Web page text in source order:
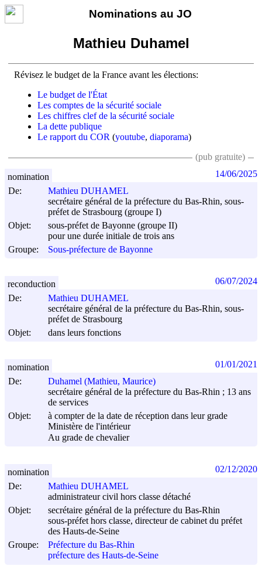
Nominations au JO
Mathieu Duhamel
Révisez le budget de la France avant les élections:
Le budget de l'État
Les comptes de la sécurité sociale
Les chiffres clef de la sécurité sociale
La dette publique
Le rapport du COR (youtube, diaporama)
(pub gratuite)
De:
Mathieu DUHAMEL
secrétaire général de la préfecture du Bas-Rhin, sous-
préfet de Strasbourg (groupe I)
Objet:
sous-préfet de Bayonne (groupe II)
pour une durée initiale de trois ans
Groupe:
Sous-préfecture de Bayonne
nomination 14/06/2025
De:
Mathieu DUHAMEL
secrétaire général de la préfecture du Bas-Rhin, sous-
préfet de Strasbourg
Objet:
dans leurs fonctions
reconduction 06/07/2024
De:
Duhamel (Mathieu, Maurice)
secrétaire général de la préfecture du Bas-Rhin ; 13 ans
de services
Objet:
à compter de la date de réception dans leur grade
Ministère de l'intérieur
Au grade de chevalier
nomination 01/01/2021
De:
Mathieu DUHAMEL
administrateur civil hors classe détaché
Objet:
secrétaire général de la préfecture du Bas-Rhin
sous-préfet hors classe, directeur de cabinet du préfet
des Hauts-de-Seine
Groupe:
Préfecture du Bas-Rhin
préfecture des Hauts-de-Seine
nomination 02/12/2020